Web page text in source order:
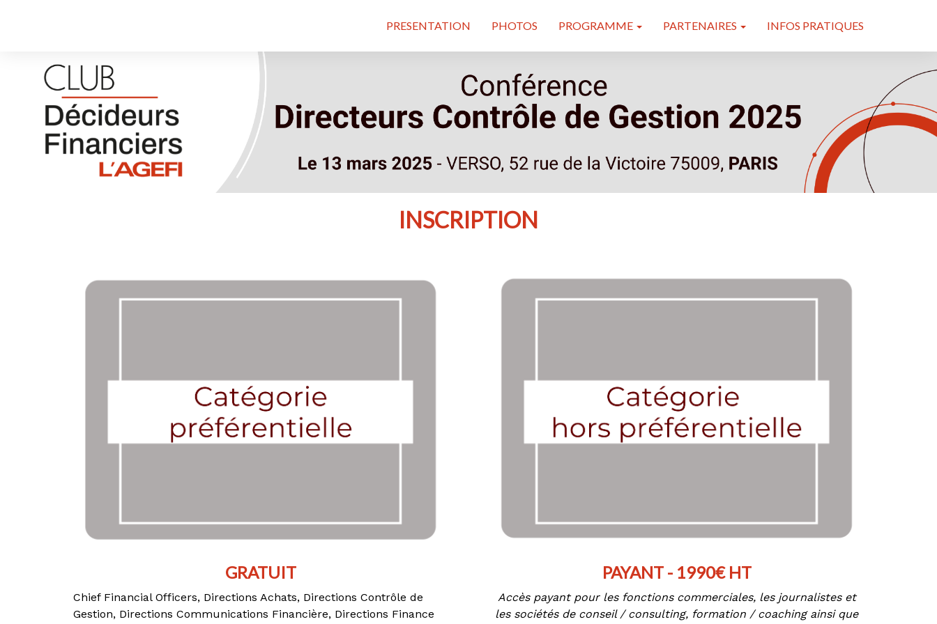
PRESENTATION PHOTOS PROGRAMME PARTENAIRES INFOS PRATIQUES
INSCRIPTION
GRATUIT
Chief Financial Officers, Directions Achats, Directions Contrôle de
Gestion, Directions Communications Financière, Directions Finance
PAYANT - 1990€ HT
Accès payant pour les fonctions commerciales, les journalistes et
les sociétés de conseil / consulting, formation / coaching ainsi que